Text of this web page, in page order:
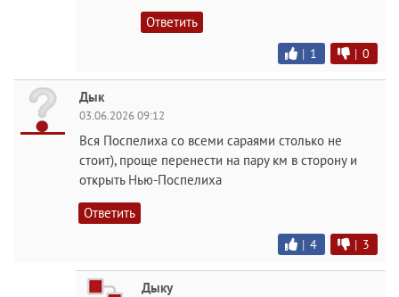
Ответить
| 1 | 0
Дык
03.06.2026 09:12
Вся Поспелиха со всеми сараями столько не
стоит), проще перенести на пару км в сторону и
открыть Нью-Поспелиха
Ответить
| 4 | 3
Дыку